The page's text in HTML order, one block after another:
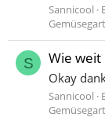
Sannicool
S Wie weit
Okay
Sannicool